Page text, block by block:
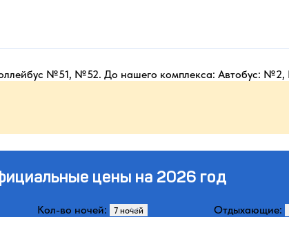
№51, №52. До нашего комплекса:
цены на 2026 год
Кол-во ночей: Отдыхающие: